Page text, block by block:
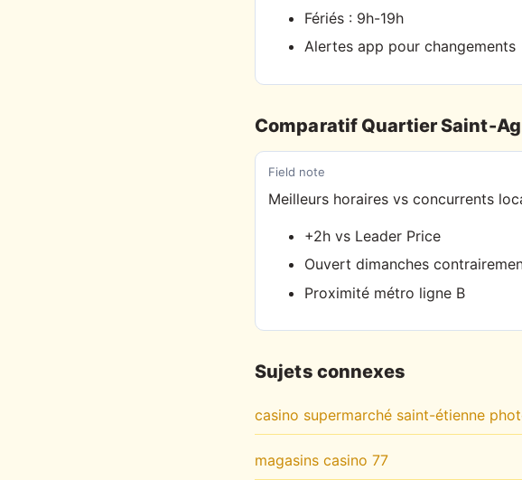
Fériés : 9h-19h
Alertes app pour changements
Comparatif Quartier Saint-
Field note
Meilleurs horaires vs concurrents
+2h vs Leader Price
Ouvert dimanches
Proximité métro ligne B
Sujets connexes
casino supermarché saint-étienne
magasins casino 77